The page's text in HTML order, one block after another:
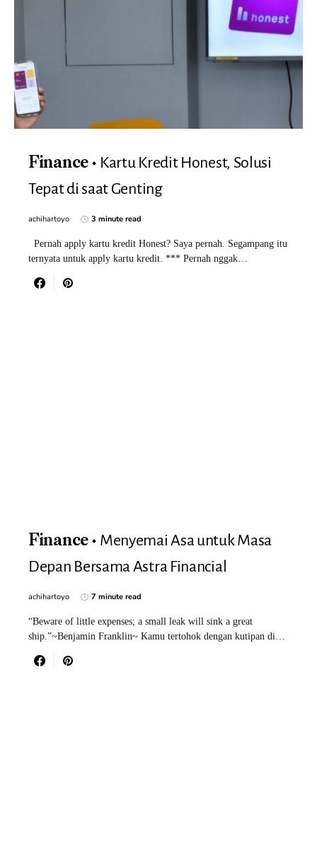
Finance
Kartu Kredit Honest, Solusi
Tepat di saat Genting
achihartoyo 3 minute read
Pernah apply kartu kredit Honest? Saya pernah. Segampang itu
ternyata untuk apply kartu kredit. *** Pernah nggak…
Finance
Menyemai Asa untuk Masa
Depan Bersama Astra Financial
achihartoyo 7 minute read
“Beware of little expenses; a small leak will sink a great
ship.”~Benjamin Franklin~ Kamu tertohok dengan kutipan di…